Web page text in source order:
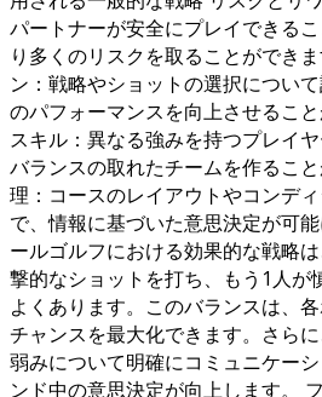
パートナーが安全にプレイできる
り多くのリスクを取ることができ
ン：戦略やショットの選択につい
のパフォーマンスを向上させるこ
スキル：異なる強みを持つプレイヤ
バランスの取れたチームを作るこ
理：コースのレイアウトやコンデ
で、情報に基づいた意思決定が可
ールゴルフにおける効果的な戦略
撃的なショットを打ち、もう1人が
よくあります。このバランスは、
チャンスを最大化できます。さら
弱みについて明確にコミュニケー
ンド中の意思決定が向上します。